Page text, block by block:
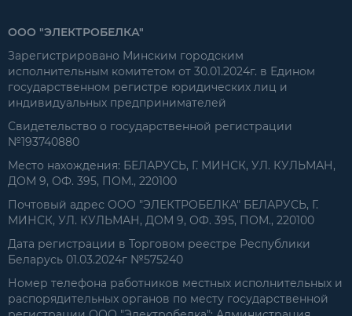
ООО "ЭЛЕКТРОБЕЛКА"
Зарегистрировано Минским городским
исполнительным комитетом от 30.01.2024г. в Едином
государственном регистре юридических лиц и
индивидуальных предпринимателей
Свидетельство о государственной регистрации
№193740880
Место нахождения: БЕЛАРУСЬ, Г. МИНСК, УЛ. КУЛЬМАН,
ДОМ 9, ОФ. 395, ПОМ., 220100
Почтовый адрес ООО "ЭЛЕКТРОБЕЛКА" БЕЛАРУСЬ, Г.
МИНСК, УЛ. КУЛЬМАН, ДОМ 9, ОФ. 395, ПОМ., 220100
Дата регистрации в Торговом реестре Республики
Беларусь 01.03.2024г №575240
Номер телефона работников местных исполнительных и
распорядительных органов по месту государственной